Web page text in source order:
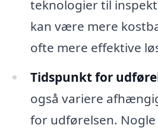
teknologier til
kan være mere
ofte mere effektive
Tidspunkt for
også variere
for udførelsen.